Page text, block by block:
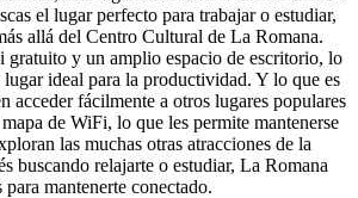
el lugar perfecto para trabajar o estudiar,
allá del Centro Cultural de La Romana.
gratuito y un amplio espacio de escritorio, lo
ideal para la productividad. Y lo que es
acceder fácilmente a otros lugares populares
de WiFi, lo que les permite mantenerse
las muchas otras atracciones de la
buscando relajarte o estudiar, La Romana
mantenerte conectado.